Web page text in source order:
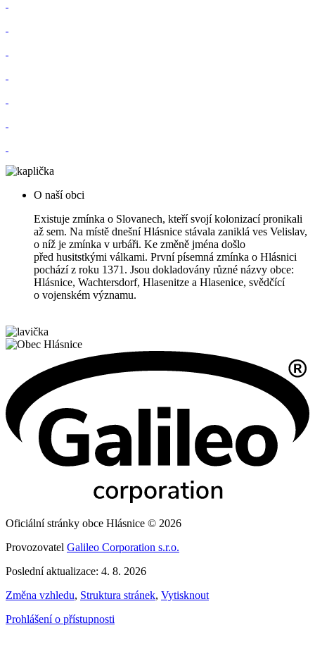
O naší obci
Existuje zmínka o Slovanech, kteří svojí kolonizací pronikali
až sem. Na místě dnešní Hlásnice stávala zaniklá ves Velislav,
o níž je zmínka v urbáři. Ke změně jména došlo
před husitstkými válkami. První písemná zmínka o Hlásnici
pochází z roku 1371. Jsou dokladovány různé názvy obce:
Hlásnice, Wachtersdorf, Hlasenitze a Hlasenice, svědčící
o vojenském významu.
Oficiální stránky obce Hlásnice © 2026
Provozovatel Galileo Corporation s.r.o.
Poslední aktualizace: 4. 8. 2026
Změna vzhledu, Struktura stránek, Vytisknout
Prohlášení o přístupnosti